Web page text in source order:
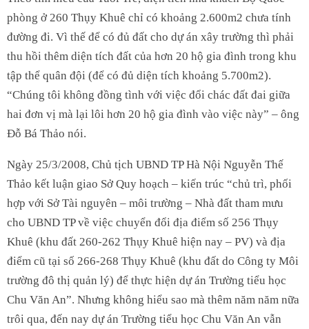
phòng ở 260 Thụy Khuê chỉ có khoảng 2.600m2 chưa tính
đường đi. Vì thế để có đủ đất cho dự án xây trường thì phải
thu hồi thêm diện tích đất của hơn 20 hộ gia đình trong khu
tập thể quân đội (để có đủ diện tích khoảng 5.700m2).
“Chúng tôi không đồng tình với việc đổi chác đất đai giữa
hai đơn vị mà lại lôi hơn 20 hộ gia đình vào việc này” – ông
Đỗ Bá Thảo nói.
Ngày 25/3/2008, Chủ tịch UBND TP Hà Nội Nguyễn Thế
Thảo kết luận giao Sở Quy hoạch – kiến trúc “chủ trì, phối
hợp với Sở Tài nguyên – môi trường – Nhà đất tham mưu
cho UBND TP về việc chuyển đổi địa điểm số 256 Thụy
Khuê (khu đất 260-262 Thụy Khuê hiện nay – PV) và địa
điểm cũ tại số 266-268 Thụy Khuê (khu đất do Công ty Môi
trường đô thị quản lý) để thực hiện dự án Trường tiểu học
Chu Văn An”. Nhưng không hiểu sao mà thêm năm năm nữa
trôi qua, đến nay dự án Trường tiểu học Chu Văn An vẫn